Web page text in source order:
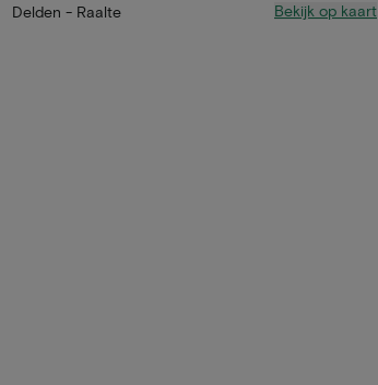
Delden - Raalte Bekijk op kaart